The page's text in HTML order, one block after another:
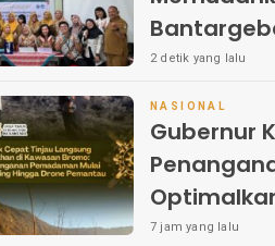
Anak
2 detik yang lalu
NASIONAL
Gubernur
dan
7 jam yang lalu